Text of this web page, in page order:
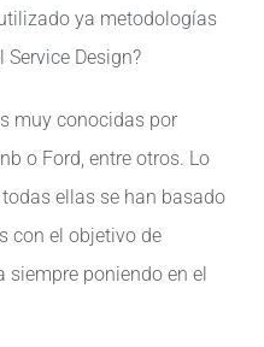
ya metodologías
Design?
muy conocidas por
o Ford, entre otros. Lo
ellas se han basado
con el objetivo de
siempre poniendo en el